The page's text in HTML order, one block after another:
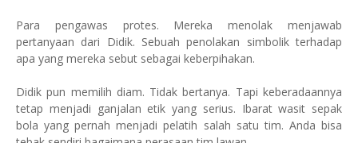
Para pengawas protes. Mereka menolak menjawab
pertanyaan dari Didik. Sebuah penolakan simbolik terhadap
apa yang mereka sebut sebagai keberpihakan.
Didik pun memilih diam. Tidak bertanya. Tapi keberadaannya
tetap menjadi ganjalan etik yang serius. Ibarat wasit sepak
bola yang pernah menjadi pelatih salah satu tim. Anda bisa